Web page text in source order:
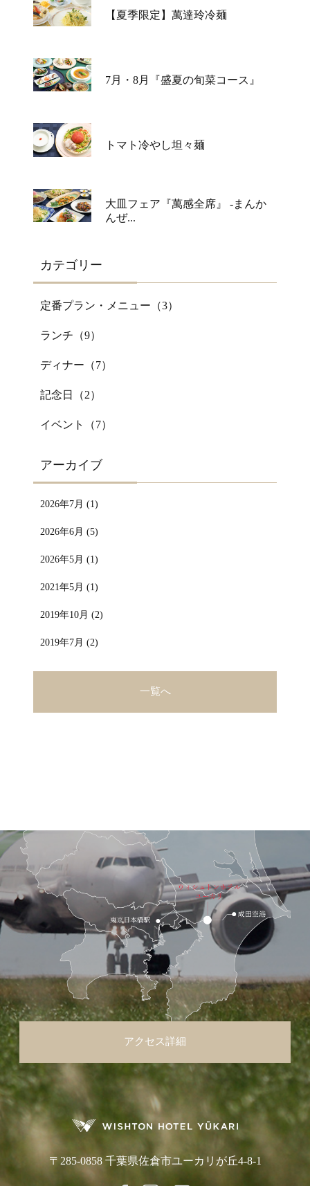
【夏季限定】萬達玲冷麺
7月・8月『盛夏の旬菜コース』
トマト冷やし坦々麺
大皿フェア『萬感全席』 -まんか
んぜ...
カテゴリー
定番プラン・メニュー（3）
ランチ（9）
ディナー（7）
記念日（2）
イベント（7）
アーカイブ
2026年7月 (1)
2026年6月 (5)
2026年5月 (1)
2021年5月 (1)
2019年10月 (2)
2019年7月 (2)
一覧へ
アクセス詳細
〒285-0858 千葉県佐倉市ユーカリが丘4-8-1